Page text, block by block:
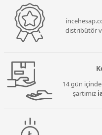
distribütör
14 gün
şartımız